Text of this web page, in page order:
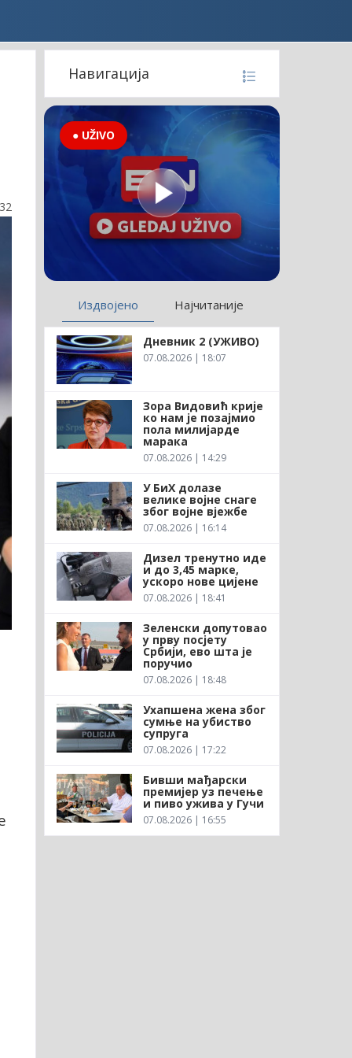
Навигација
● UŽIVO
Издвојено Најчитаније
Дневник 2 (УЖИВО)
07.08.2026 | 18:07
Зора Видовић крије
ко нам је позајмио
пола милијарде
марака
07.08.2026 | 14:29
У БиХ долазе
велике војне снаге
због војне вјежбе
07.08.2026 | 16:14
Дизел тренутно иде
и до 3,45 марке,
ускоро нове цијене
07.08.2026 | 18:41
Зеленски допутовао
у прву посјету
Србији, ево шта је
поручио
07.08.2026 | 18:48
Ухапшена жена због
сумње на убиство
супруга
07.08.2026 | 17:22
Бивши мађарски
премијер уз печење
и пиво ужива у Гучи
07.08.2026 | 16:55